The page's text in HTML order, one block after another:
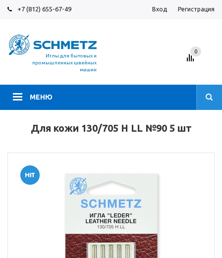
+7 (812) 655-67-49 Вход Регистрация
Иглы для бытовых и
промышленных швейных
машин
МЕНЮ
0
Для кожи 130/705 H LL №90 5 шт